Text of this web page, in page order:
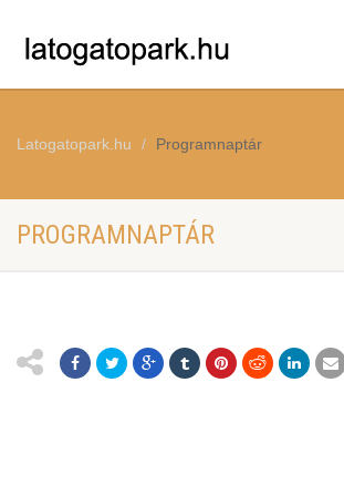
Latogatopark.hu Programnaptár
PROGRAMNAPTÁR